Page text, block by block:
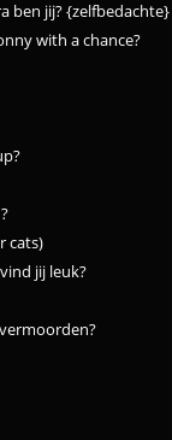
ben jij?
with a chance?
cats)
jij leuk?